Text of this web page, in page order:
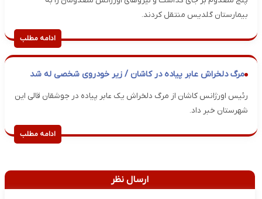
بیمارستان گلدیس منتقل کردند.
ادامه مطلب
مرگ دلخراش عابر پیاده در کاشان / زیر خودروی شخصی له شد
رئیس اورژانس کاشان از مرگ دلخراش یک عابر پیاده در جوشقان قالی این
شهرستان خبر داد.
ادامه مطلب
ارسال نظر